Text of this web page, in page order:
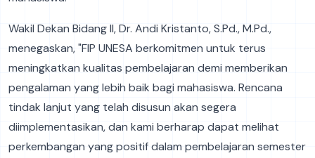
Wakil Dekan Bidang II, Dr. Andi Kristanto, S.Pd., M.Pd.,
menegaskan, "FIP UNESA berkomitmen untuk terus
meningkatkan kualitas pembelajaran demi memberikan
pengalaman yang lebih baik bagi mahasiswa. Rencana
tindak lanjut yang telah disusun akan segera
diimplementasikan, dan kami berharap dapat melihat
perkembangan yang positif dalam pembelajaran semester